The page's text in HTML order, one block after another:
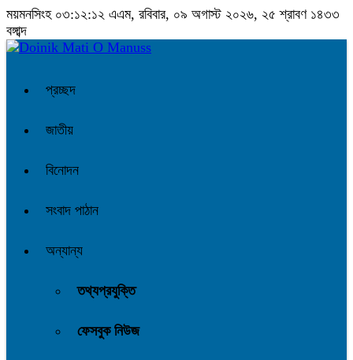
ময়মনসিংহ ০৩:১২:১৩ এএম, রবিবার, ০৯ অগাস্ট ২০২৬, ২৫ শ্রাবণ ১৪৩৩
বঙ্গাব্দ
প্রচ্ছদ
জাতীয়
বিনোদন
সংবাদ পাঠান
অন্যান্য
তথ্যপ্রযুক্তি
ফেসবুক নিউজ